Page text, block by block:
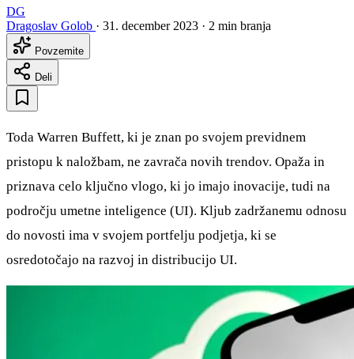
DG
Dragoslav Golob · 31. december 2023 · 2 min branja
Povzemite
Deli
Toda Warren Buffett, ki je znan po svojem previdnem
pristopu k naložbam, ne zavrača novih trendov. Opaža in
priznava celo ključno vlogo, ki jo imajo inovacije, tudi na
področju umetne inteligence (UI). Kljub zadržanemu odnosu
do novosti ima v svojem portfelju podjetja, ki se
osredotočajo na razvoj in distribucijo UI.